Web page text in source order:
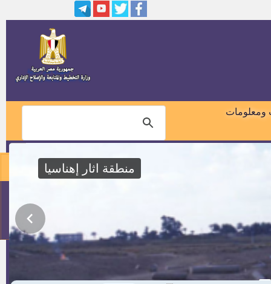
01018460099
ومعلومات
منطقة اثار إهناسيا